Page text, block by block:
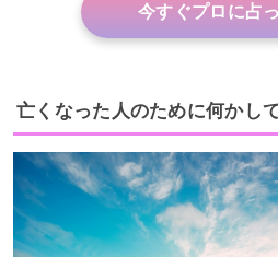
今すぐプロに占
亡くなった人のために何かし